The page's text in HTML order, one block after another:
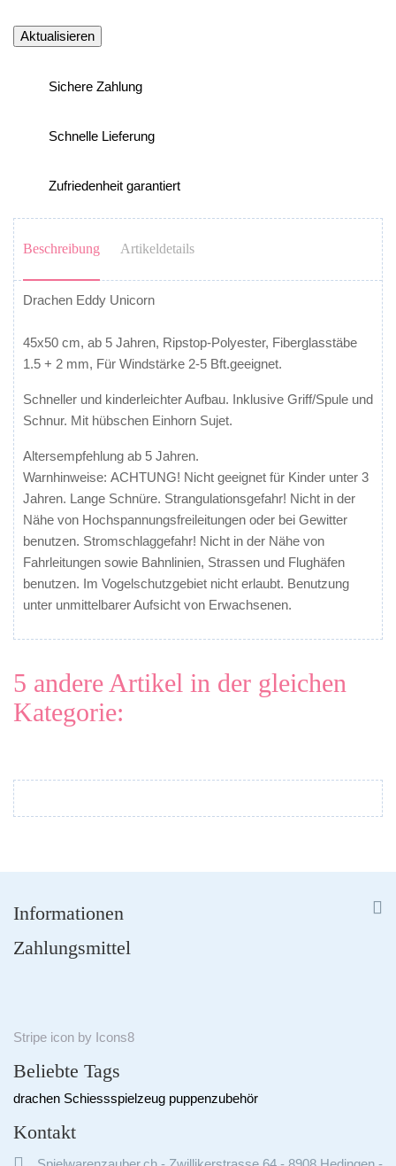
Sichere Zahlung
Schnelle Lieferung
Zufriedenheit garantiert
Beschreibung Artikeldetails
Drachen Eddy Unicorn
45x50 cm, ab 5 Jahren, Ripstop-Polyester, Fiberglasstäbe
1.5 + 2 mm, Für Windstärke 2-5 Bft.geeignet.
Schneller und kinderleichter Aufbau. Inklusive Griff/Spule und
Schnur. Mit hübschen Einhorn Sujet.
Altersempfehlung ab 5 Jahren.
Warnhinweise: ACHTUNG! Nicht geeignet für Kinder unter 3
Jahren. Lange Schnüre. Strangulationsgefahr! Nicht in der
Nähe von Hochspannungsfreileitungen oder bei Gewitter
benutzen. Stromschlaggefahr! Nicht in der Nähe von
Fahrleitungen sowie Bahnlinien, Strassen und Flughäfen
benutzen. Im Vogelschutzgebiet nicht erlaubt. Benutzung
unter unmittelbarer Aufsicht von Erwachsenen.
5 andere Artikel in der gleichen
Kategorie:
Informationen 

Zahlungsmittel
Stripe icon by Icons8
Beliebte Tags
drachen Schiessspielzeug puppenzubehör
Kontakt